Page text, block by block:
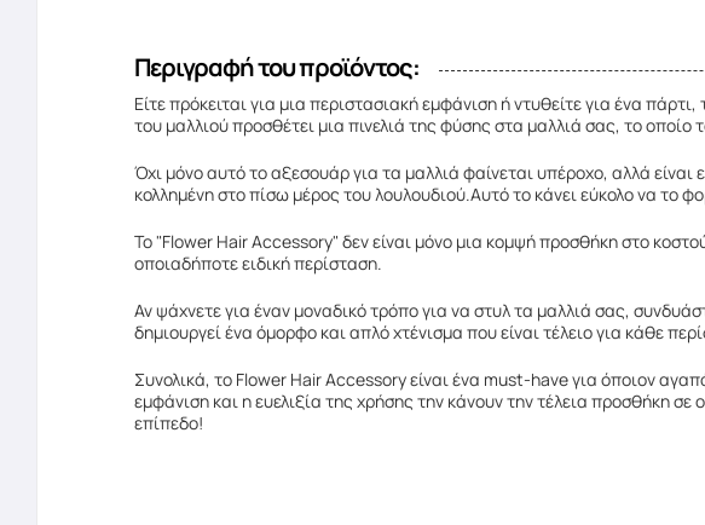
Περιγραφή του προϊόντος:
Είτε πρόκειται για μια περιστασιακή εμφάνιση ή ντυθείτε για ένα
του μαλλιού προσθέτει μια πινελιά της φύσης στα μαλλιά σας, το
Όχι μόνο αυτό το αξεσουάρ για τα μαλλιά φαίνεται υπέροχο, αλλά
κολλημένη στο πίσω μέρος του λουλουδιού.Αυτό το κάνει εύκολο να το
Το "Flower Hair Accessory" δεν είναι μόνο μια κομψή προσθήκη στο
οποιαδήποτε ειδική περίσταση.
Αν ψάχνετε για έναν μοναδικό τρόπο για να στυλ τα μαλλιά σας,
δημιουργεί ένα όμορφο και απλό χτένισμα που είναι τέλειο για κάθε
Συνολικά, το Flower Hair Accessory είναι ένα must-have για όποιον
εμφάνιση και η ευελιξία της χρήσης την κάνουν την τέλεια προσθήκη
επίπεδο!